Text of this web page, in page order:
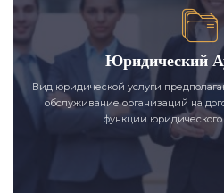
Юридический
Вид юридической услуги
обслуживание организаций на
функции юридического